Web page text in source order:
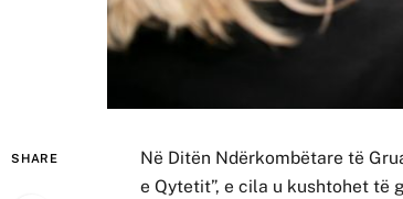
SHARE
Në Ditën Ndërkombëtare të
e Qytetit”, e cila u kushtohet të